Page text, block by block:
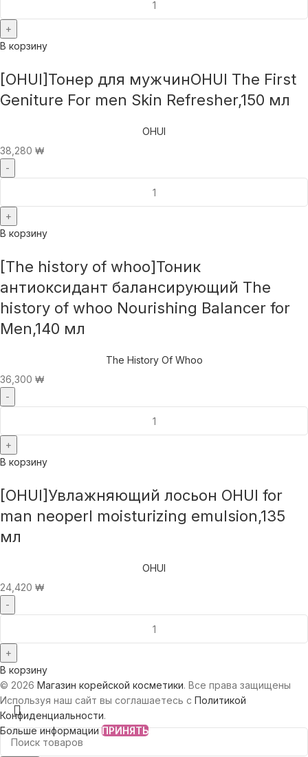
В корзину
[OHUI]Тонер для мужчинOHUI The First
Geniture For men Skin Refresher,150 мл
OHUI
38,280 ₩
В корзину
[The history of whoo]Тоник
антиоксидант балансирующий The
history of whoo Nourishing Balancer for
Men,140 мл
The History Of Whoo
36,300 ₩
В корзину
[OHUI]Увлажняющий лосьон OHUI for
man neoperl moisturizing emulsion,135
мл
OHUI
24,420 ₩
В корзину
© 2026 Магазин корейской косметики. Все права защищены
Используя наш сайт вы соглашаетесь с Политикой
Конфиденциальности.
Больше информацииПРИНЯТЬ